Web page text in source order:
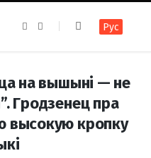
e
o
k
t
r
a
m
Рус
на вышыні — не
Гродзенец пра
высокую кропку